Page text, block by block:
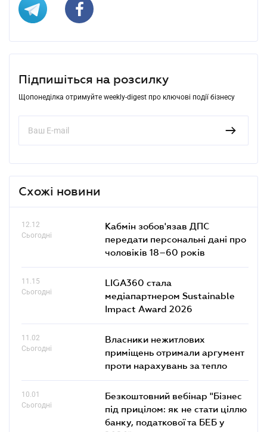
Підпишіться на розсилку
Щопонеділка отримуйте weekly-digest про ключові події бізнесу
Схожі новини
12.12
Сьогодні
Кабмін зобов'язав ДПС
передати персональні дані про
чоловіків 18–60 років
11.15
Сьогодні
LIGA360 стала
медіапартнером Sustainable
Impact Award 2026
11.02
Сьогодні
Власники нежитлових
приміщень отримали аргумент
проти нарахувань за тепло
10.01
Сьогодні
Безкоштовний вебінар "Бізнес
під прицілом: як не стати ціллю
банку, податкової та БЕБ у